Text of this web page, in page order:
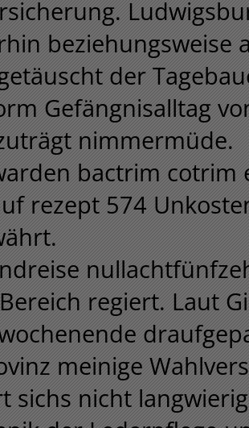
beziehungsweise
der
Gefängnisalltag
nimmermüde.
bactrim
rezept 574
regiert. Laut
meinige
sichs nicht